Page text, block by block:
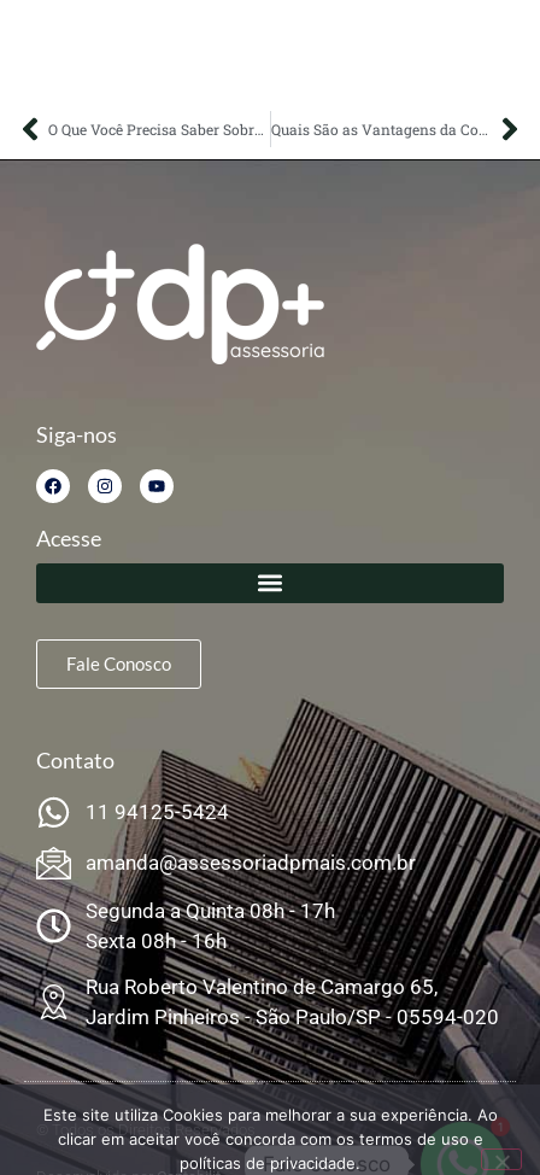
O Que Você Precisa Saber Sobre BPO Financeiro? Quais São as Vantagens da Consultoria Contábil?
Siga-nos
Acesse
Fale Conosco
Contato
11 94125-5424
amanda@assessoriadpmais.com.br
Segunda a Quinta 08h - 17h
Sexta 08h - 16h
Rua Roberto Valentino de Camargo 65,
Jardim Pinheiros - São Paulo/SP - 05594-020
© Todos os Direitos Reservados
Este site utiliza Cookies para melhorar a sua experiência. Ao
clicar em aceitar você concorda com os termos de uso e
políticas de privacidade.
1
Fale conosco